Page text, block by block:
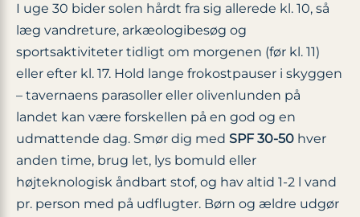
I uge 30 bider solen hårdt fra sig allerede kl. 10, så
læg vandreture, arkæologibesøg og
sportsaktiviteter tidligt om morgenen (før kl. 11)
eller efter kl. 17. Hold lange frokostpauser i skyggen
– tavernaens parasoller eller olivenlunden på
landet kan være forskellen på en god og en
udmattende dag. Smør dig med SPF 30-50 hver
anden time, brug let, lys bomuld eller
højteknologisk åndbart stof, og hav altid 1-2 l vand
pr. person med på udflugter. Børn og ældre udgør